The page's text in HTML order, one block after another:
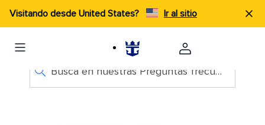
Visitando desde United States? Ir al sitio
Busca en nuestras Preguntas frecuentes